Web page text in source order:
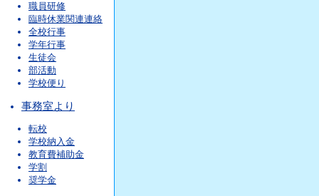
職員研修
臨時休業関連連絡
全校行事
学年行事
生徒会
部活動
学校便り
事務室より
転校
学校納入金
教育費補助金
学割
奨学金